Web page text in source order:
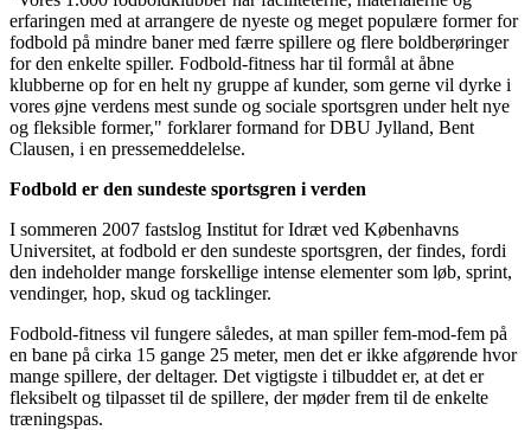
erfaringen med at arrangere de nyeste og meget populære former for
fodbold på mindre baner med færre spillere og flere boldberøringer
for den enkelte spiller. Fodbold-fitness har til formål at åbne
klubberne op for en helt ny gruppe af kunder, som gerne vil dyrke i
vores øjne verdens mest sunde og sociale sportsgren under helt nye
og fleksible former," forklarer formand for DBU Jylland, Bent
Clausen, i en pressemeddelelse.
Fodbold er den sundeste sportsgren i verden
I sommeren 2007 fastslog Institut for Idræt ved Københavns
Universitet, at fodbold er den sundeste sportsgren, der findes, fordi
den indeholder mange forskellige intense elementer som løb, sprint,
vendinger, hop, skud og tacklinger.
Fodbold-fitness vil fungere således, at man spiller fem-mod-fem på
en bane på cirka 15 gange 25 meter, men det er ikke afgørende hvor
mange spillere, der deltager. Det vigtigste i tilbuddet er, at det er
fleksibelt og tilpasset til de spillere, der møder frem til de enkelte
træningspas.